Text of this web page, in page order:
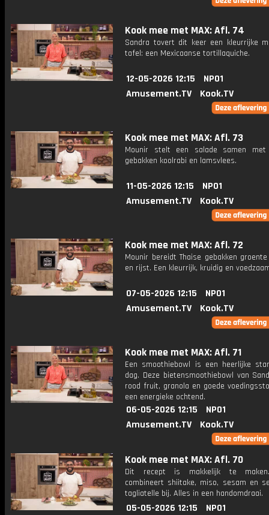
Kook mee met MAX: Afl. 74
Sandra tovert dit keer een kleurrijke
tafel: een Mexicaanse tortillaquiche.
12-05-2026 12:15
NPO1
Amusement.TV
Kook.TV
Kook mee met MAX: Afl. 73
Mounir stelt een salade samen
gebakken koolrabi en lamsvlees.
11-05-2026 12:15
NPO1
Amusement.TV
Kook.TV
Kook mee met MAX: Afl. 72
Mounir bereidt Thaise gebakken
en rijst. Een kleurrijk, kruidig en
07-05-2026 12:15
NPO1
Amusement.TV
Kook.TV
Kook mee met MAX: Afl. 71
Een smoothiebowl is een heerlijke
dag. Deze bietensmoothiebowl van
rood fruit, granola en goede
een energieke ochtend.
06-05-2026 12:15
NPO1
Amusement.TV
Kook.TV
Kook mee met MAX: Afl. 70
Dit recept is makkelijk te
combineert shiitake, miso, sesam en
tagliatelle bij. Alles in een handomdraai.
05-05-2026 12:15
NPO1